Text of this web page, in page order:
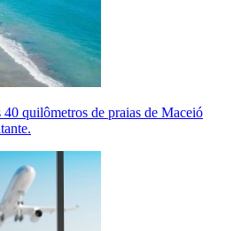
quilômetros de praias de Maceió